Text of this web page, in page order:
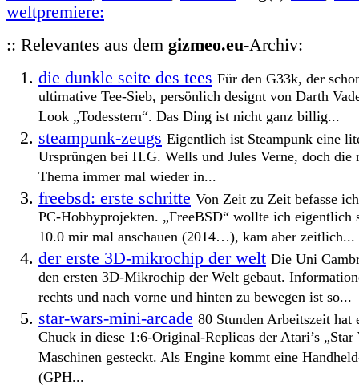
weltpremiere:
:: Relevantes aus dem gizmeo.eu-Archiv:
die dunkle seite des tees Für den G33k, der
ultimative Tee-Sieb, persönlich designt von Darth
Look „Todesstern“. Das Ding ist nicht ganz billig...
steampunk-zeugs Eigentlich ist Steampunk eine
Ursprüngen bei H.G. Wells und Jules Verne, doch die
Thema immer mal wieder in...
freebsd: erste schritte Von Zeit zu Zeit befasse
PC-Hobbyprojekten. „FreeBSD“ wollte ich eigentlich
10.0 mir mal anschauen (2014…), kam aber zeitlich...
der erste 3D-mikrochip der welt Die Uni
den ersten 3D-Mikrochip der Welt gebaut.
rechts und nach vorne und hinten zu bewegen ist so...
star-wars-mini-arcade 80 Stunden Arbeitszeit hat
Chuck in diese 1:6-Original-Replicas der Atari’s „Star
Maschinen gesteckt. Als Engine kommt eine
(GPH...